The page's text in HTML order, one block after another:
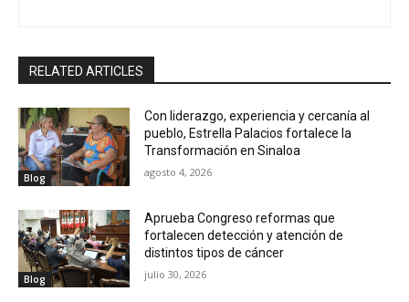
RELATED ARTICLES
Blog
Con liderazgo, experiencia y cercanía al
pueblo, Estrella Palacios fortalece la
Transformación en Sinaloa
agosto 4, 2026
Blog
Aprueba Congreso reformas que
fortalecen detección y atención de
distintos tipos de cáncer
julio 30, 2026